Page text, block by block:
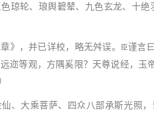
琼轮、琅舆碧辇、九色玄龙、十
》，并已详校，略无舛误。 臣谨言
迩等观，方隅奚限？天尊说经，
、大乘菩萨、四众八部承斯光照